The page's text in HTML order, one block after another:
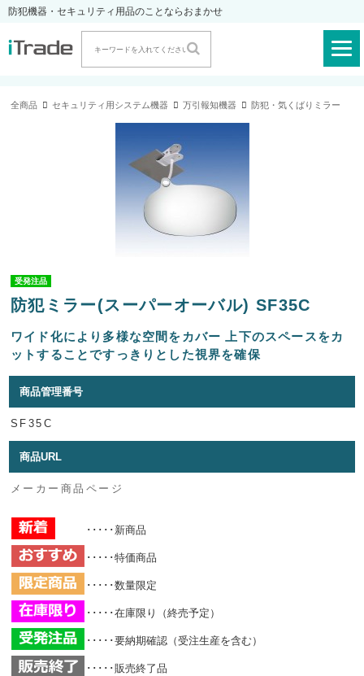
防犯機器・セキュリティ用品のことならおまかせ
全商品 セキュリティ用システム機器 万引報知機器 防犯・気くばりミラー
受発注品
防犯ミラー(スーパーオーバル) SF35C
ワイド化により多様な空間をカバー 上下のスペースをカ
ットすることですっきりとした視界を確保
商品管理番号
SF35C
商品URL
メーカー商品ページ
･････新商品
･････特価商品
･････数量限定
･････在庫限り（終売予定）
･････要納期確認（受注生産を含む）
･････販売終了品